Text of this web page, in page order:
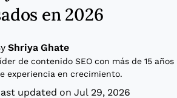
en 2026
Shriya Ghate
de contenido SEO con más de 15 años
experiencia en crecimiento.
updated on Jul 29, 2026